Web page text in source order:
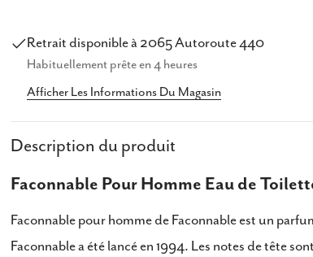
Retrait disponible à 2065 Autoroute 440
Habituellement prête en 4 heures
Afficher Les Informations Du Magasin
Description du produit
Faconnable Pour Homme Eau de
Faconnable pour homme de Faconnable est un
Faconnable a été lancé en 1994. Les notes de tête
Partager
Partager
sur
Facebook
Partager
sur
Épingler
sur